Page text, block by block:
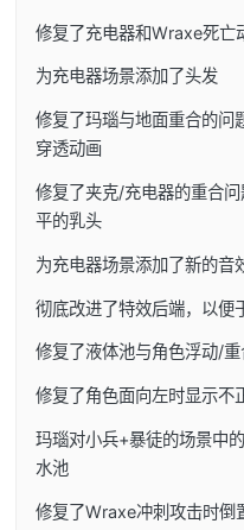
修复了充电器和Wraxe死亡
为充电器场景添加了头发
修复了玛瑙与地面重合的问
穿透动画
修复了夹克/充电器的重合
平的乳头
为充电器场景添加了新的音
彻底改进了特效后端，以便
修复了液体池与角色浮动/
修复了角色面向左时显示不
玛瑙对小兵+暴徒的场景中
水池
修复了Wraxe冲刺攻击时倒